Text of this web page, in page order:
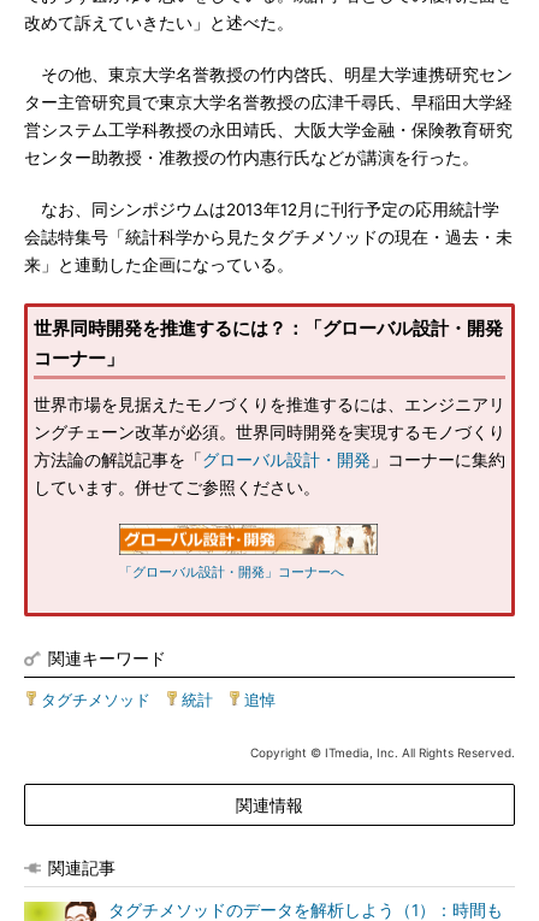
改めて訴えていきたい」と述べた。
その他、東京大学名誉教授の竹内啓氏、明星大学連携研究セン
ター主管研究員で東京大学名誉教授の広津千尋氏、早稲田大学経
営システム工学科教授の永田靖氏、大阪大学金融・保険教育研究
センター助教授・准教授の竹内惠行氏などが講演を行った。
なお、同シンポジウムは2013年12月に刊行予定の応用統計学
会誌特集号「統計科学から見たタグチメソッドの現在・過去・未
来」と連動した企画になっている。
世界同時開発を推進するには？：「グローバル設計・開発
コーナー」
世界市場を見据えたモノづくりを推進するには、エンジニアリ
ングチェーン改革が必須。世界同時開発を実現するモノづくり
方法論の解説記事を「グローバル設計・開発 」コーナーに集約
しています。併せてご参照ください。
「グローバル設計・開発」コーナーへ
関連キーワード
タグチメソッド 統計 追悼
Copyright © ITmedia, Inc. All Rights Reserved.
関連情報
関連記事
タグチメソッドのデータを解析しよう（1）：時間も